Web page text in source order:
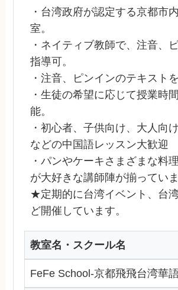
・台湾政府が認定する京都市
室。
・ネイティブ教師で、注音、
指導可。
・注音、ピンインのテキストを
・生徒の希望に応じて授業時
能。
・初心者、子供向け、大人向
などの中国語レッスン大歓迎
・パンやケーキさまざまな料
が大好きな講師陣が揃っていま
★定期的に台湾イベント、台
ど開催しています。
教室名・スクール名
FeFe School-京都飛飛台湾華